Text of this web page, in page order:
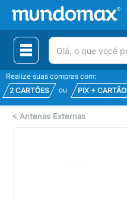
(pesquisar)
Realize suas compras com:
2 CARTÕES
ou PIX + CARTÃO
< Antenas Externas